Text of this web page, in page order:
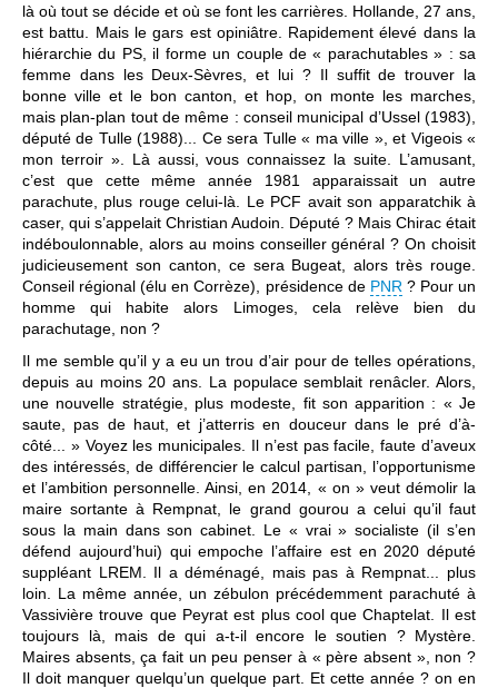
là où tout se décide et où se font les carrières. Hollande, 27 ans,
est battu. Mais le gars est opiniâtre. Rapidement élevé dans la
hiérarchie du PS, il forme un couple de « parachutables » : sa
femme dans les Deux-Sèvres, et lui ? Il suffit de trouver la
bonne ville et le bon canton, et hop, on monte les marches,
mais plan-plan tout de même : conseil municipal d’Ussel (1983),
député de Tulle (1988)... Ce sera Tulle « ma ville », et Vigeois «
mon terroir ». Là aussi, vous connaissez la suite. L’amusant,
c’est que cette même année 1981 apparaissait un autre
parachute, plus rouge celui-là. Le PCF avait son apparatchik à
caser, qui s’appelait Christian Audoin. Député ? Mais Chirac était
indéboulonnable, alors au moins conseiller général ? On choisit
judicieusement son canton, ce sera Bugeat, alors très rouge.
Conseil régional (élu en Corrèze), présidence de PNR ? Pour un
homme qui habite alors Limoges, cela relève bien du
parachutage, non ?
Il me semble qu’il y a eu un trou d’air pour de telles opérations,
depuis au moins 20 ans. La populace semblait renâcler. Alors,
une nouvelle stratégie, plus modeste, fit son apparition : « Je
saute, pas de haut, et j’atterris en douceur dans le pré d’à-
côté... » Voyez les municipales. Il n’est pas facile, faute d’aveux
des intéressés, de différencier le calcul partisan, l’opportunisme
et l’ambition personnelle. Ainsi, en 2014, « on » veut démolir la
maire sortante à Rempnat, le grand gourou a celui qu’il faut
sous la main dans son cabinet. Le « vrai » socialiste (il s’en
défend aujourd’hui) qui empoche l’affaire est en 2020 député
suppléant LREM. Il a déménagé, mais pas à Rempnat... plus
loin. La même année, un zébulon précédemment parachuté à
Vassivière trouve que Peyrat est plus cool que Chaptelat. Il est
toujours là, mais de qui a-t-il encore le soutien ? Mystère.
Maires absents, ça fait un peu penser à « père absent », non ?
Il doit manquer quelqu’un quelque part. Et cette année ? on en